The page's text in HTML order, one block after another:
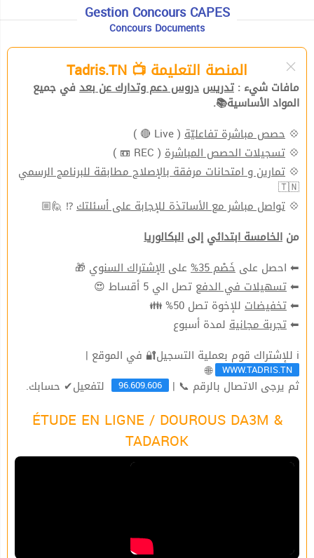
Gestion Concours CAPES
Concours Documents
المنصة التعليمة 📺 Tadris.TN
مافات شيء : تدريس دروس دعم وتدارك عن بعد في جميع
المواد الأساسية📚.
💠 حصص مباشرة تفاعليّة ( Live 🔴 )
💠 تسجيلات الحصص المباشرة ( REC 📼 )
💠 تمارين و امتحانات مرفقة بالإصلاح مطابقة للبرنامج الرسمي
🇹🇳
💠 تواصل مباشر مع الأساتذة للإجابة على أسئلتك⁉ 🙋🏼
من الخامسة ابتدائي إلى البكالوريا
⬅ احصل على خَصْم 35% على الإشتراك السنوي 🎁
⬅تسهيلات في الدفع تصل الي 5 أقساط 😍
⬅تخفيضات للإخوة تصل 50% 👪
⬅تجربة مجانية لمدة أسبوع
ℹ للإشتراك قوم بعملية التسجيل🔐 في الموقع |
WWW.TADRIS.TN
🌐
ثم يرجى الاتصال بالرقم 📞 | 96.609.606 لتفعيل✔ حسابك.
ÉTUDE EN LIGNE / DOUROUS DA3M &
TADAROK